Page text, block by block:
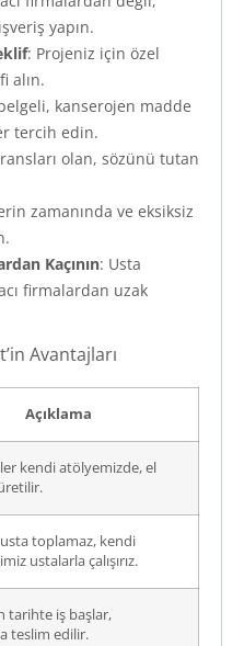
yapın.
: Projeniz için özel
alın.
kanserojen madde
tercih edin.
olan, sözünü tutan
zamanında ve eksiksiz
Kaçının: Usta
firmalardan uzak
Avantajları
Açıklama
kendi atölyemizde, el
toplamaz, kendi
ustalarla çalışırız.
tarihte iş başlar,
teslim edilir.